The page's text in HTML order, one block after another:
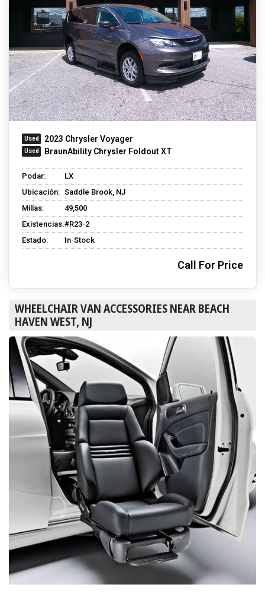
2023 Chrysler Voyager
BraunAbility Chrysler Foldout XT
Podar:
LX
Ubicación: Saddle Brook, NJ
Millas:
49,500
Existencias:#R23-2
Estado:
In-Stock
Call For Price
WHEELCHAIR VAN ACCESSORIES NEAR BEACH
HAVEN WEST, NJ